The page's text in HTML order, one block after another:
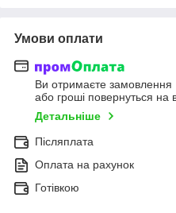
Умови оплати
Ви отримаєте замовлення
або гроші повернуться на
Детальніше
Післяплата
Оплата на рахунок
Готівкою